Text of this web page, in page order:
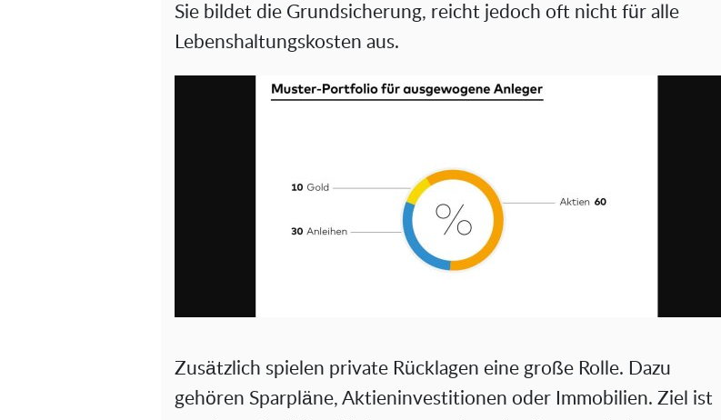
i
e
Sie bildet die Grundsicherung, reicht jedoch oft nicht für alle
Lebenshaltungskosten aus.
Zusätzlich spielen private Rücklagen eine große Rolle. Dazu
gehören Sparpläne, Aktieninvestitionen oder Immobilien. Ziel ist